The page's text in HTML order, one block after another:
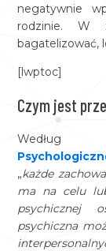
negatywnie
rodzinie.
bagatelizować,
[lwptoc]
Czym jest
„każde
ma na celu
psychicznej
psychiczna